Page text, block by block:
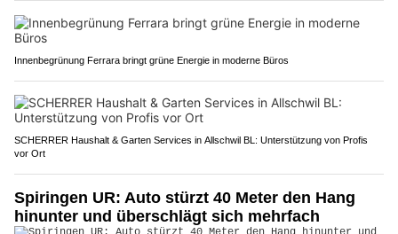
Innenbegrünung Ferrara bringt grüne Energie in moderne Büros
SCHERRER Haushalt & Garten Services in Allschwil BL: Unterstützung von Profis
vor Ort
Spiringen UR: Auto stürzt 40 Meter den Hang
hinunter und überschlägt sich mehrfach